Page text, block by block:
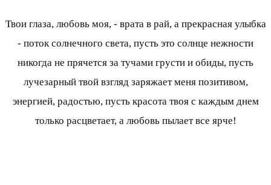
Твои глаза, любовь моя, - врата в рай, а прекрасная улыбка
- поток солнечного света, пусть это солнце нежности
никогда не прячется за тучами грусти и обиды, пусть
лучезарный твой взгляд заряжает меня позитивом,
энергией, радостью, пусть красота твоя с каждым днем
только расцветает, а любовь пылает все ярче!